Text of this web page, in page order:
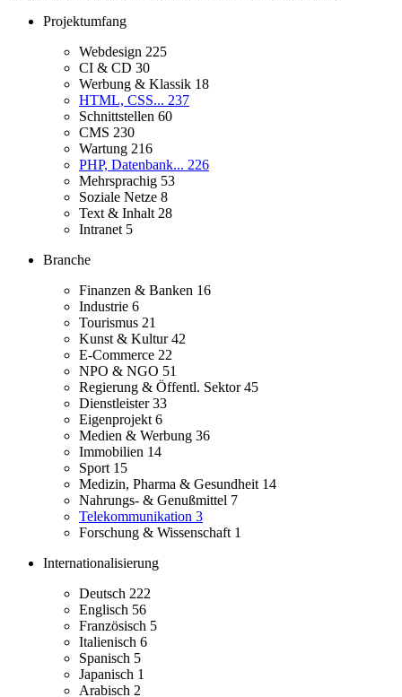
Projektumfang
Webdesign 225
CI & CD 30
Werbung & Klassik 18
HTML, CSS... 237
Schnittstellen 60
CMS 230
Wartung 216
PHP, Datenbank... 226
Mehrsprachig 53
Soziale Netze 8
Text & Inhalt 28
Intranet 5
Branche
Finanzen & Banken 16
Industrie 6
Tourismus 21
Kunst & Kultur42
E-Commerce 22
NPO & NGO 51
Regierung & Öffentl. Sektor45
Dienstleister33
Eigenprojekt 6
Medien & Werbung 36
Immobilien 14
Sport 15
Medizin, Pharma & Gesundheit 14
Nahrungs- & Genußmittel 7
Telekommunikation 3
Forschung & Wissenschaft 1
Internationalisierung
Deutsch 222
Englisch 56
Französisch 5
Italienisch 6
Spanisch 5
Japanisch 1
Arabisch 2